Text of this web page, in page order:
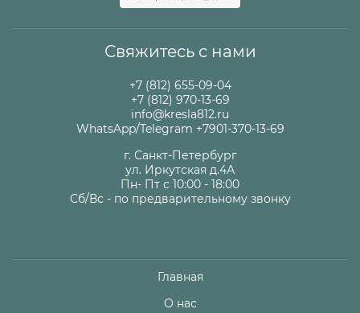
Свяжитесь с нами
+7 (812) 655-09-04
+7 (812) 970-13-69
info@kresla812.ru
WhatsApp/Telegram +7901-370-13-69
г. Санкт-Петербург
ул. Иркутская д.4А
Пн- Пт с 10:00 - 18:00
Сб/Вс - по предварительному звонку
Главная
О нас